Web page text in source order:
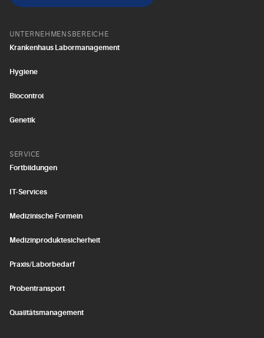
UNTERNEHMENSBEREICHE
Krankenhaus Labormanagement
Hygiene
Biocontrol
Genetik
SERVICE
Fortbildungen
IT-Services
Medizinische Formeln
Medizinproduktesicherheit
Praxis/Laborbedarf
Probentransport
Qualitätsmanagement